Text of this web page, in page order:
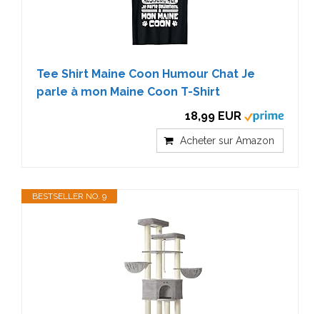
Tee Shirt Maine Coon Humour Chat Je
parle à mon Maine Coon T-Shirt
18,99 EUR
Acheter sur Amazon
BESTSELLER NO. 9